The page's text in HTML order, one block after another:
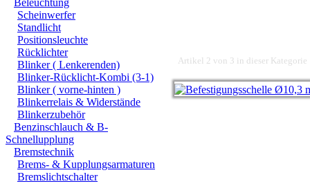
Beleuchtung
Scheinwerfer
Standlicht
Positionsleuchte
Rücklichter
Blinker ( Lenkerenden)
Blinker-Rücklicht-Kombi (3-1)
Blinker ( vorne-hinten )
Blinkerrelais & Widerstände
Blinkerzubehör
Benzinschlauch & B-
Schnellupplung
Bremstechnik
Brems- & Kupplungsarmaturen
Bremslichtschalter
Artikel 2 von 3 in dieser Kategorie